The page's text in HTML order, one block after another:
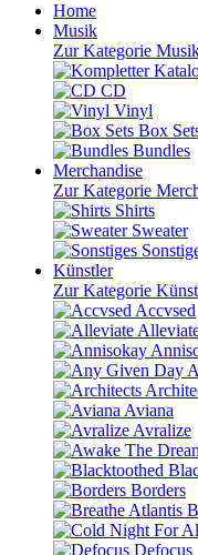
Home
Musik
Zur Kategorie
CD
Vinyl
Box
Bundles
Merchandise
Zur Kategorie
Shirts
Sweater
Künstler
Zur Kategorie
Accvsed
Aviana
Avralize
Borders
Defocus